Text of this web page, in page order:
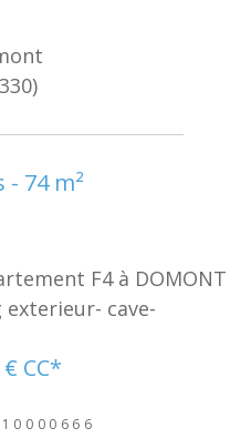
- 74 m²
F4 à DOMONT
cave-
CC*
PAR